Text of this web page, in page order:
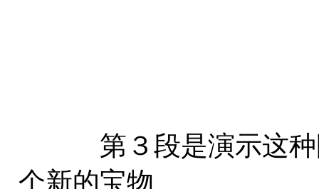
第３段是演示这种阴
个新的宝物